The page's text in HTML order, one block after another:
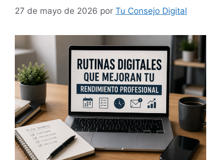
27 de mayo de 2026 por Tu Consejo Digital